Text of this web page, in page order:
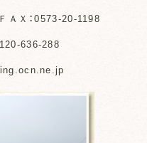
Ｘ：0573-20-1198
636-288